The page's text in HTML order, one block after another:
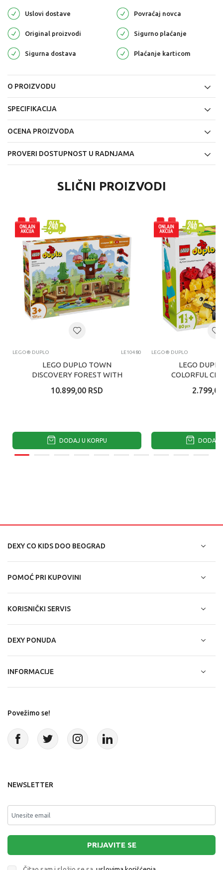
Uslovi dostave Povraćaj novca
Original proizvodi Sigurno plaćanje
Sigurna dostava Plaćanje karticom
O PROIZVODU
SPECIFIKACIJA
OCENA PROIZVODA
PROVERI DOSTUPNOST U RADNJAMA
SLIČNI PROIZVODI
LEGO® DUPLO LE10480
LEGO DUPLO TOWN
DISCOVERY FOREST WITH
10.899,00 RSD
DODAJ U KORPU
LEGO® DUPLO
LEGO
COLORFUL
2.799,00
DODAJ
DEXY CO KIDS DOO BEOGRAD
POMOĆ PRI KUPOVINI
KORISNIČKI SERVIS
DEXY PONUDA
INFORMACIJE
Povežimo se!
NEWSLETTER
PRIJAVITE SE